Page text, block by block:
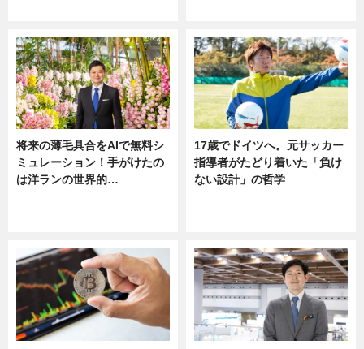
将来の薄毛具合をAIで無料シ
ミュレーション！手がけたの
は洋ランの世界的…
17歳でドイツへ。元サッカー
指導者がたどり着いた「負け
ない設計」の哲学